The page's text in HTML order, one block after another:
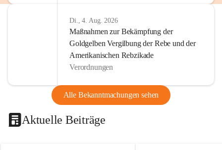
Di., 4. Aug. 2026
Maßnahmen zur Bekämpfung der
Goldgelben Vergilbung der Rebe und der
Amerikanischen Rebzikade
Verordnungen
Alle Bekanntmachungen sehen
Aktuelle Beiträge